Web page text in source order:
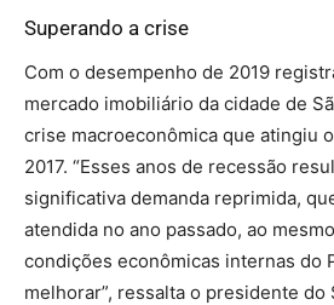
Superando a crise
Com o desempenho de 2019
mercado imobiliário da cidade de
crise macroeconômica que atingiu
2017. “Esses anos de recessão
significativa demanda reprimida,
atendida no ano passado, ao
condições econômicas internas do
melhorar”, ressalta o presidente do